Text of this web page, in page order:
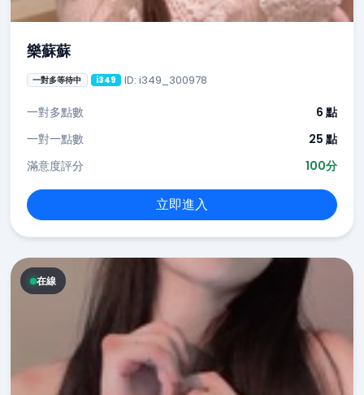
樂蘇蘇
一對多等待中 i349 ID: i349_300978
一對多點數
6 點
一對一點數
25 點
滿意度評分
100分
立即進入
在線